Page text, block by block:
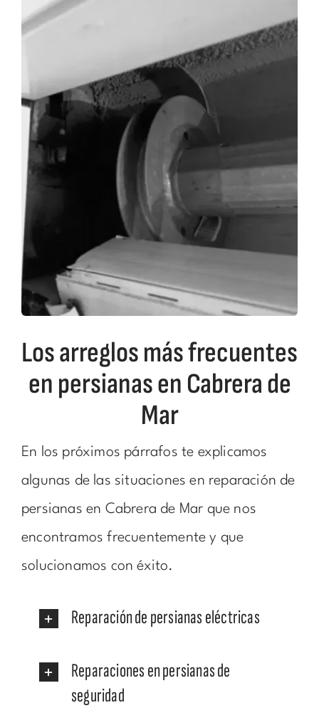
Los arreglos más frecuentes
en persianas en Cabrera de
Mar
En los próximos párrafos te explicamos
algunas de las situaciones en reparación de
persianas en Cabrera de Mar que nos
encontramos frecuentemente y que
solucionamos con éxito.
Reparación de persianas eléctricas
Reparaciones en persianas de
seguridad